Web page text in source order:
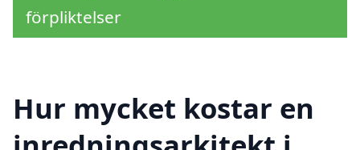
förpliktelser
Hur mycket kostar en